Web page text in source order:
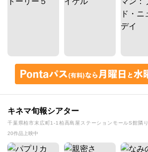
キネマ旬報シアター
千葉県柏市末広町1-1柏高島屋ステーションモールS館隣り
20作品上映中